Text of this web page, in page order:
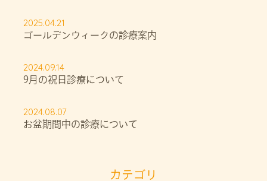
2025.04.21
ゴールデンウィークの診療案内
2024.09.14
9月の祝日診療について
2024.08.07
お盆期間中の診療について
カテゴリ